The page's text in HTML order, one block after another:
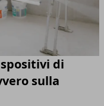
di
sulla